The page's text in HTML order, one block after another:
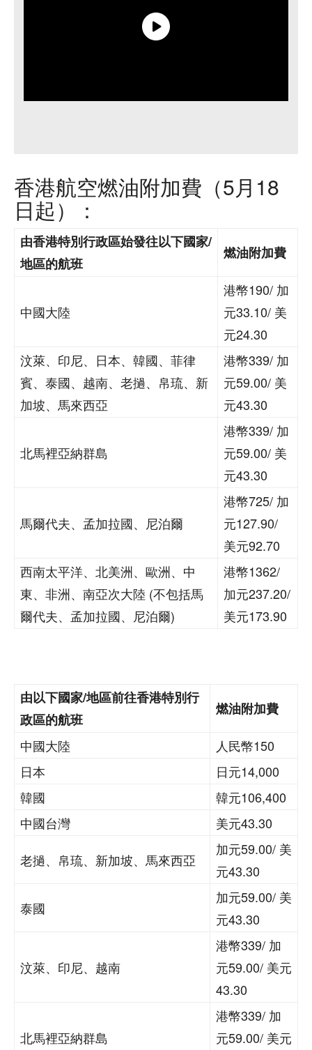
香港航空燃油附加費（5月18
日起）：
由香港特別行政區始發往以下國家/
地區的航班
燃油附加費
中國大陸
港幣190/ 加
元33.10/ 美
元24.30
汶萊、印尼、日本、韓國、菲律
賓、泰國、越南、老撾、帛琉、新
加坡、馬來西亞
港幣339/ 加
元59.00/ 美
元43.30
北馬裡亞納群島
港幣339/ 加
元59.00/ 美
元43.30
馬爾代夫、孟加拉國、尼泊爾
港幣725/ 加
元127.90/
美元92.70
西南太平洋、北美洲、歐洲、中
東、非洲、南亞次大陸 (不包括馬
爾代夫、孟加拉國、尼泊爾)
港幣1362/
加元237.20/
美元173.90
由以下國家/地區前往香港特別行
政區的航班
燃油附加費
中國大陸
人民幣150
日本
日元14,000
韓國
韓元106,400
中國台灣
美元43.30
老撾、帛琉、新加坡、馬來西亞
加元59.00/ 美
元43.30
泰國
加元59.00/ 美
元43.30
汶萊、印尼、越南
港幣339/ 加
元59.00/ 美元
43.30
北馬裡亞納群島
港幣339/ 加
元59.00/ 美元